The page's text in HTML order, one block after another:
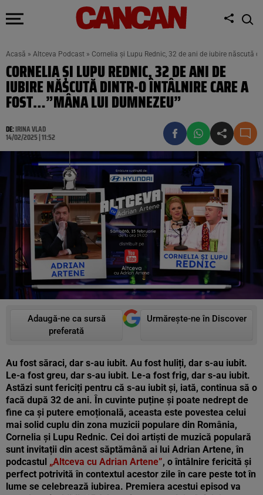
Acasă » Altceva Podcast » Cornelia și Lupu Rednic, 32 de ani de iubire născută
CORNELIA ȘI LUPU REDNIC, 32 DE ANI DE
IUBIRE NĂSCUTĂ DINTR-O ÎNTÂLNIRE CARE A
FOST…”MÂNA LUI DUMNEZEU”
DE:IRINA VLAD
14/02/2025 | 11:52
Adaugă-ne ca sursă
preferată
Urmărește-ne în Discover
Au fost săraci, dar s-au iubit. Au fost huliți, dar s-au iubit.
Le-a fost greu, dar s-au iubit. Le-a fost frig, dar s-au iubit.
Astăzi sunt fericiți pentru că s-au iubit și, iată, continua să o
facă după 32 de ani. În cuvinte puține și poate nedrept de
fine ca și putere emoțională, aceasta este povestea celui
mai solid cuplu din zona muzicii populare din România,
Cornelia și Lupu Rednic. Cei doi artiști de muzică populară
sunt invitații din acest săptămână ai lui Adrian Artene, în
podcastul „Altceva cu Adrian Artene”, o întâlnire fericită și
perfect potrivită în contextul acestor zile în care peste tot în
lume se celebrează iubirea. Premiera acestui episod va